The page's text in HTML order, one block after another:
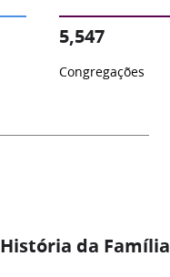
5,547
Congregações
da Família